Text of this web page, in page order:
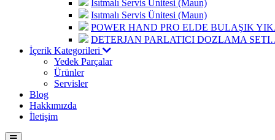
Isıtmalı Servis Ünitesi (Maun)
Isıtmalı Servis Ünitesi (Maun)
POWER HAND PRO ELDE BULAŞIK
DETERJAN PARLATICI DOZLAMA
İçerik Kategorileri
Yedek Parçalar
Ürünler
Servisler
Blog
Hakkımızda
İletişim